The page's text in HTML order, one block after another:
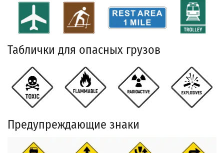
Таблички для опасных грузов
Предупреждающие знаки